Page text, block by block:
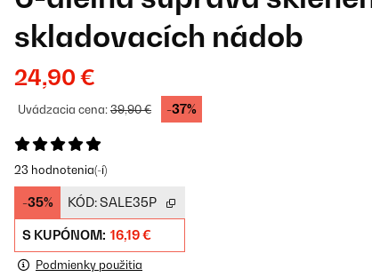
skladovacích nádob
24,90 €
Uvádzacia cena:39,90 € -37%
23 hodnotenia(-í)
-35% KÓD:SALE35P
S KUPÓNOM: 16,19 €
Podmienky použitia